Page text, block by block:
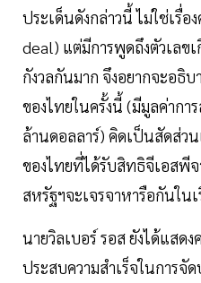
ประเด็นดังกล่าวนี้ ไม่ใช่เรื่อ
deal) แต่มีการพูดถึงตัวเลข
กังวลกันมาก จึงอยากจะอธิ
ของไทยในครั้งนี้ (มีมูลค่ากา
ล้านดอลลาร์) คิดเป็นสัดส่ว
ของไทยที่ได้รับสิทธิจีเอสพี
สหรัฐฯจะเจรจาหารือกันใ
นายวิลเบอร์ รอส ยังได้แสด
ประสบความสำเร็จในการ